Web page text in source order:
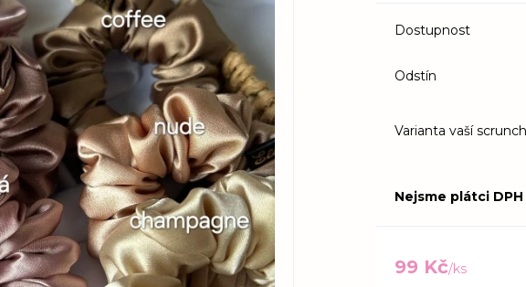
Dostupnost
Odstín
Varianta vaší
Nejsme plátci DPH
99 Kč/ks